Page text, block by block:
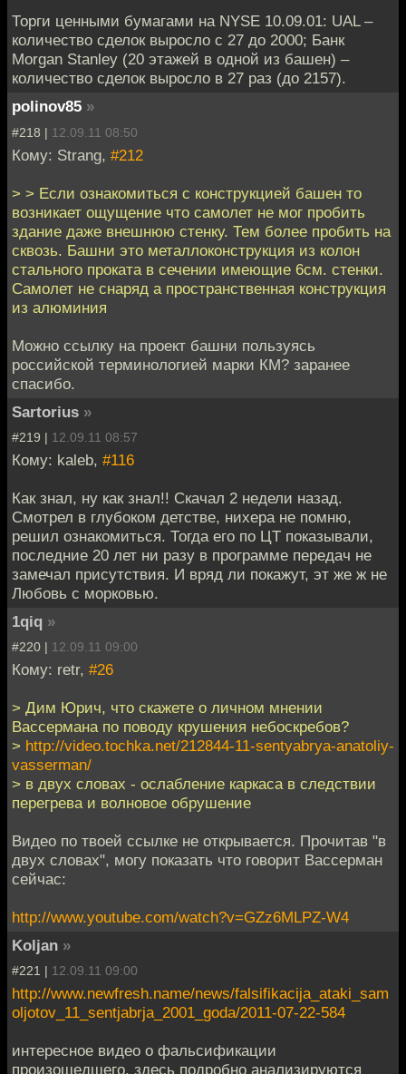
Торги ценными бумагами на NYSE 10.09.01: UAL –
количество сделок выросло с 27 до 2000; Банк
Morgan Stanley (20 этажей в одной из башен) –
количество сделок выросло в 27 раз (до 2157).
polinov85 »
#218 | 12.09.11 08:50
Кому: Strang, #212
> > Если ознакомиться с конструкцией башен то
возникает ощущение что самолет не мог пробить
здание даже внешнюю стенку. Тем более пробить на
сквозь. Башни это металлоконструкция из колон
стального проката в сечении имеющие 6см. стенки.
Самолет не снаряд а пространственная конструкция
из алюминия
Можно ссылку на проект башни пользуясь
российской терминологией марки КМ? заранее
спасибо.
Sartorius »
#219 | 12.09.11 08:57
Кому: kaleb, #116
Как знал, ну как знал!! Скачал 2 недели назад.
Смотрел в глубоком детстве, нихера не помню,
решил ознакомиться. Тогда его по ЦТ показывали,
последние 20 лет ни разу в программе передач не
замечал присутствия. И вряд ли покажут, эт же ж не
Любовь с морковью.
1qiq »
#220 | 12.09.11 09:00
Кому: retr, #26
> Дим Юрич, что скажете о личном мнении
Вассермана по поводу крушения небоскребов?
> http://video.tochka.net/212844-11-sentyabrya-anatoliy-
vasserman/
> в двух словах - ослабление каркаса в следствии
перегрева и волновое обрушение
Видео по твоей ссылке не открывается. Прочитав "в
двух словах", могу показать что говорит Вассерман
сейчас:
http://www.youtube.com/watch?v=GZz6MLPZ-W4
Koljan »
#221 | 12.09.11 09:00
http://www.newfresh.name/news/falsifikacija_ataki_sam
oljotov_11_sentjabrja_2001_goda/2011-07-22-584
интересное видео о фальсификации
произошедшего, здесь подробно анализируются